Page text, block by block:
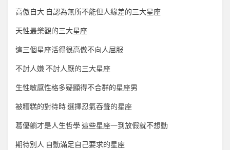
高傲自大 自認為無所不能但人緣差的三大星座
天性最樂觀的三大星座
這三個星座活得很高傲不向人屈服
不討人嫌 不討人厭的三大星座
生性敏感性格多疑顯得不合群的星座男
被糟糕的對待時 選擇忍氣吞聲的星座
葛優躺才是人生哲學 這些星座一到放假就不想動
期待別人 自動滿足自己要求的星座